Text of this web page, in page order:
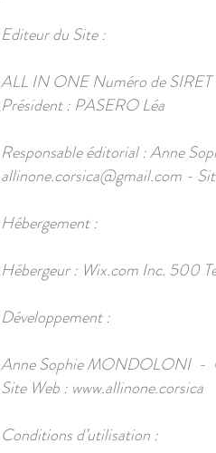
Editeur du Site :
ALL IN ONE Numéro de
Président : PASERO Léa
Responsable éditorial : Anne
allinone.corsica@gmail.com -
Hébergement :
Hébergeur : Wix.com Inc. 500
Développement :
Anne Sophie MONDOLONI -
Site Web : www.allinone.corsica
Conditions d’utilisation :